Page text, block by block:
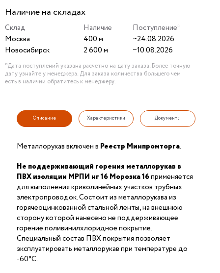
Наличие на складах
Склад Наличие
Поступление*
Москва
400 м
~24.08.2026
Новосибирск
2 600 м ~10.08.2026
*Дата поступлений указана расчетно на дату заказа. Более точную
дату узнайте у менеджера. Для заказа количества большего чем
есть в наличии обратитесь к менеджеру.
Описание Характеристики Документы
Металлорукав включен в Реестр Минпромторга.
Не поддерживающий горения металлорукав в
ПВХ изоляции МРПИ нг 16 Морозка 16применяется
для выполнения криволинейных участков трубных
электропроводок. Состоит из металлорукава из
горячеоцинкованной стальной ленты, на внешнюю
сторону которой нанесено не поддерживающее
горение поливинилхлоридное покрытие.
Специальный состав ПВХ покрытия позволяет
эксплуатировать металлорукав при температуре до
-60°С.